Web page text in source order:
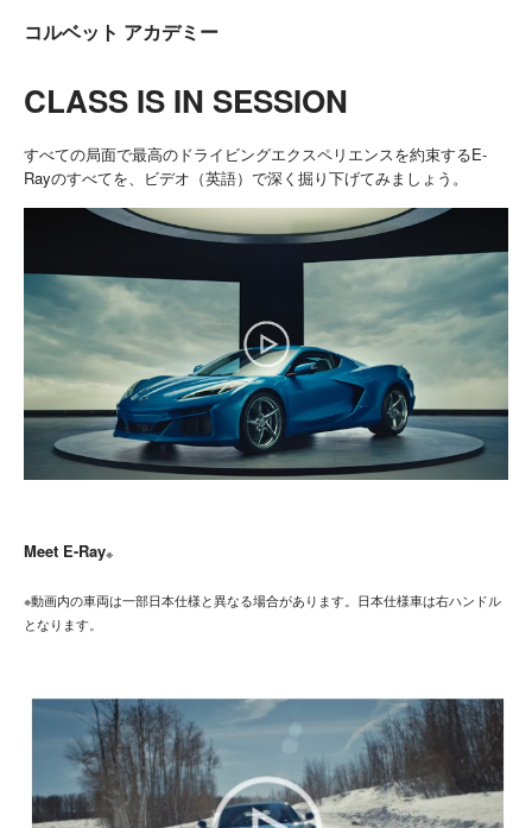
コルベット アカデミー
CLASS IS IN SESSION
すべての局面で最高のドライビングエクスペリエンスを約束するE-
Rayのすべてを、ビデオ（英語）で深く掘り下げてみましょう。
Meet E-Ray※
※動画内の車両は一部日本仕様と異なる場合があります。日本仕様車は右ハンドル
となります。